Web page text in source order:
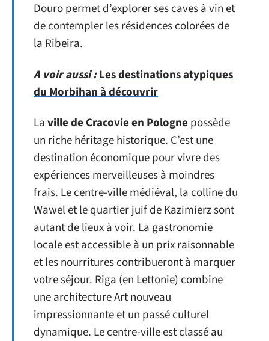
Douro permet d’explorer ses caves à vin et
de contempler les résidences colorées de
la Ribeira.
A voir aussi :Les destinations atypiques
du Morbihan à découvrir
Laville de Cracovie en Pologne possède
un riche héritage historique. C’est une
destination économique pour vivre des
expériences merveilleuses à moindres
frais. Le centre-ville médiéval, la colline du
Wawel et le quartier juif de Kazimierz sont
autant de lieux à voir. La gastronomie
locale est accessible à un prix raisonnable
et les nourritures contribueront à marquer
votre séjour. Riga (en Lettonie) combine
une architecture Art nouveau
impressionnante et un passé culturel
dynamique. Le centre-ville est classé au